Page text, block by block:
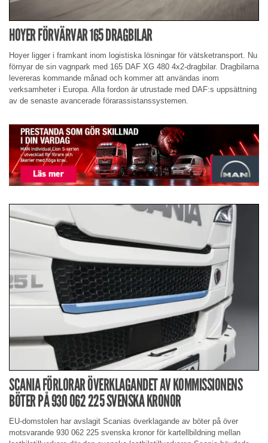
HOYER FÖRVÄRVAR 165 DRAGBILAR
Hoyer ligger i framkant inom logistiska lösningar för vätsketransport. Nu
förnyar de sin vagnpark med 165 DAF XG 480 4x2-dragbilar. Dragbilarna
levereras kommande månad och kommer att användas inom
verksamheter i Europa. Alla fordon är utrustade med DAF:s uppsättning
av de senaste avancerade förarassistanssystemen.
SCANIA FÖRLORAR ÖVERKLAGANDET AV KOMMISSIONENS
BÖTER PÅ 930 062 225 SVENSKA KRONOR
EU-domstolen har avslagit Scanias överklagande av böter på över
motsvarande 930 062 225 svenska kronor för kartellbildning mellan